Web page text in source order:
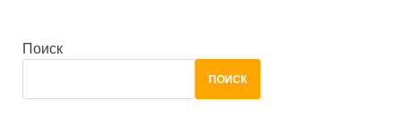
Поиск
ПОИСК